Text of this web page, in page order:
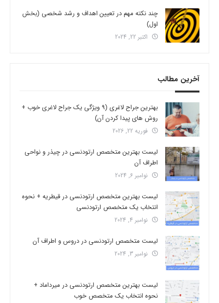
چند نکته مهم در تعیین اهداف و رشد شخصی (بخش
اول)
اکتبر 22, 2024
آخرین مطالب
بهترین جراح لاغری (9 ویژگی یک جراح لاغری خوب +
روش های پیدا کردن آن)
فوریه 22, 2026
لیست بهترین متخصص ارتودنسی در چیذر و نواحی
اطراف آن
نوامبر 6, 2024
لیست بهترین متخصص ارتودنسی در قیطریه + نحوه
انتخاب یک متخصص ارتودنسی
نوامبر 4, 2024
لیست متخصص ارتودنسی در دروس و اطراف آن
نوامبر 3, 2024
لیست بهترین متخصص ارتودنسی در میرداماد +
نحوه انتخاب یک متخصص خوب